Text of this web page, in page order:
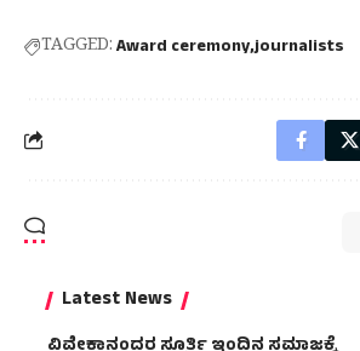
TAGGED:Award ceremonyjournalists
Latest News